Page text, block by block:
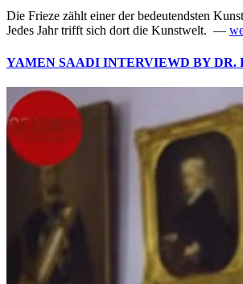
Die Frieze zählt einer der bedeutendsten
Jedes Jahr trifft sich dort die Kunstwelt. —
YAMEN SAADI INTERVIEWD BY DR.